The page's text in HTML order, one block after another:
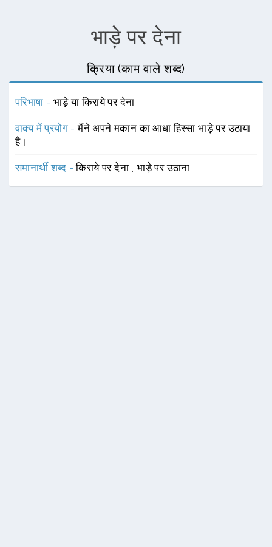
भाड़े पर देना
क्रिया (काम वाले शब्द)
परिभाषा - भाड़े या किराये पर देना
वाक्य में प्रयोग -मैंने अपने मकान का आधा हिस्सा भाड़े पर उठाया
है।
समानार्थी शब्द -किराये पर देना ,भाड़े पर उठाना